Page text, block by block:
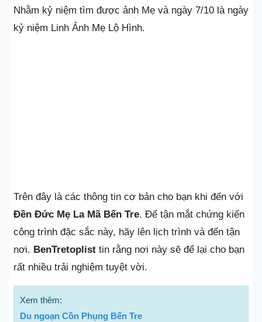
Nhằm kỷ niệm tìm được ảnh Mẹ và ngày 7/10 là ngày
kỷ niệm Linh Ảnh Mẹ Lộ Hình.
Trên đây là các thông tin cơ bản cho bạn khi đến với
Đền Đức Mẹ La Mã Bến Tre. Để tận mắt chứng kiến
công trình đặc sắc này, hãy lên lịch trình và đến tận
nơi. BenTretoplist tin rằng nơi này sẽ để lại cho bạn
rất nhiều trải nghiệm tuyệt vời.
Xem thêm:
Du ngoạn Cồn Phụng Bến Tre